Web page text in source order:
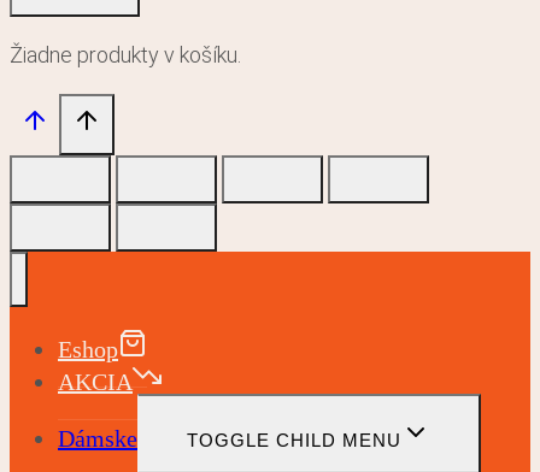
Žiadne produkty v košíku.
Eshop
AKCIA
Dámske TOGGLE CHILD MENU